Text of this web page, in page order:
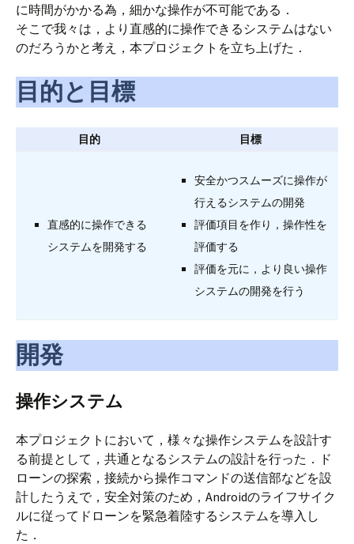
に時間がかかる為，細かな操作が不可能である．
そこで我々は，より直感的に操作できるシステムはない
のだろうかと考え，本プロジェクトを立ち上げた．
目的と目標
目的 目標
直感的に操作できる
システムを開発する
安全かつスムーズに操作が
行えるシステムの開発
評価項目を作り，操作性を
評価する
評価を元に，より良い操作
システムの開発を行う
開発
操作システム
本プロジェクトにおいて，様々な操作システムを設計す
る前提として，共通となるシステムの設計を行った．ド
ローンの探索，接続から操作コマンドの送信部などを設
計したうえで，安全対策のため，Androidのライフサイク
ルに従ってドローンを緊急着陸するシステムを導入し
た．